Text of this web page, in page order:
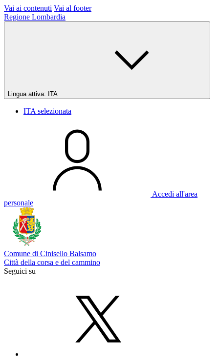
Vai ai contenuti Vai al footer
Regione Lombardia
Lingua attiva: ITA
ITA selezionata
Accedi all'area
personale
Comune di Cinisello Balsamo
Città della corsa e del cammino
Seguici su